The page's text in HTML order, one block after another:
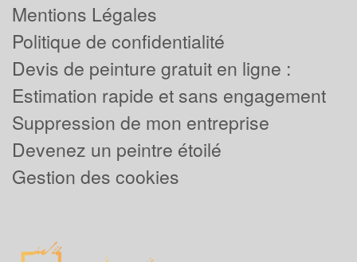
Mentions Légales
Politique de confidentialité
Devis de peinture gratuit en ligne :
Estimation rapide et sans engagement
Suppression de mon entreprise
Devenez un peintre étoilé
Gestion des cookies